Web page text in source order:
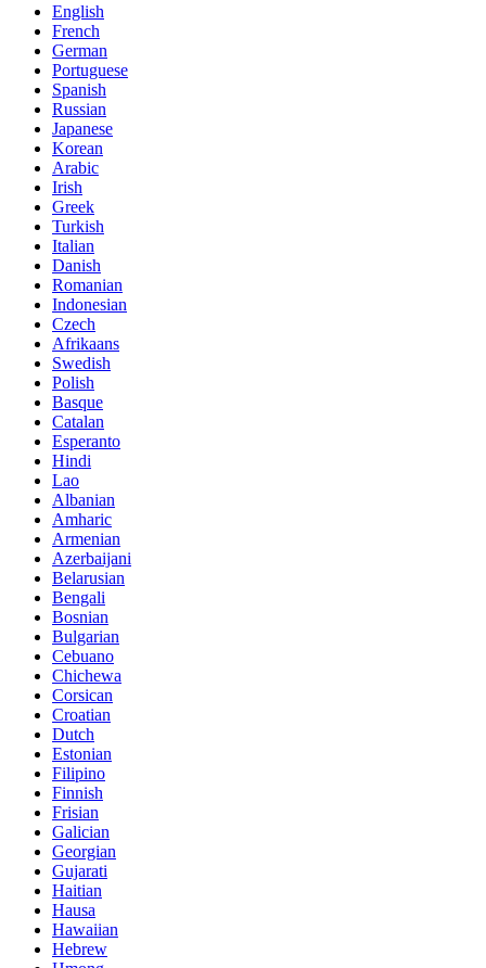
English
French
German
Portuguese
Spanish
Russian
Japanese
Korean
Arabic
Irish
Greek
Turkish
Italian
Danish
Romanian
Indonesian
Czech
Afrikaans
Swedish
Polish
Basque
Catalan
Esperanto
Hindi
Lao
Albanian
Amharic
Armenian
Azerbaijani
Belarusian
Bengali
Bosnian
Bulgarian
Cebuano
Chichewa
Corsican
Croatian
Dutch
Estonian
Filipino
Finnish
Frisian
Galician
Georgian
Gujarati
Haitian
Hausa
Hawaiian
Hebrew